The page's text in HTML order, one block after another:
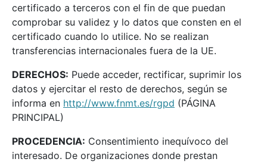
certificado a terceros con el fin de que puedan
comprobar su validez y lo datos que consten en el
certificado cuando lo utilice. No se realizan
transferencias internacionales fuera de la UE.
DERECHOS: Puede acceder, rectificar, suprimir los
datos y ejercitar el resto de derechos, según se
informa en http://www.fnmt.es/rgpd (PÁGINA
PRINCIPAL)
PROCEDENCIA: Consentimiento inequívoco del
interesado. De organizaciones donde prestan